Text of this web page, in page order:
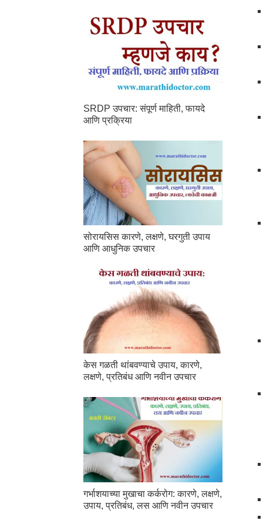
SRDP उपचार: संपूर्ण माहिती, फायदे
आणि प्रक्रिया
सोरायसिस कारणे, लक्षणे, घरगुती उपाय
आणि आधुनिक उपचार
केस गळती थांबवण्याचे उपाय, कारणे,
लक्षणे, प्रतिबंध आणि नवीन उपचार
गर्भाशयाच्या मुखाचा कर्करोग: कारणे, लक्षणे,
उपाय, प्रतिबंध, लस आणि नवीन उपचार